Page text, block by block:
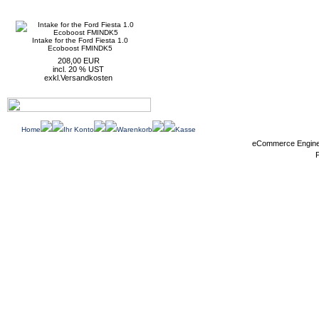
Intake for the Ford Fiesta 1.0
Ecoboost FMINDK5
208,00 EUR
incl. 20 % UST
exkl. Versandkosten
Home Ihr Konto Warenkorb Kasse
eCommerce